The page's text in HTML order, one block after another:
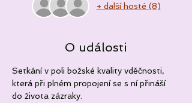
+ další hosté (8)
O události
Setkání v poli božské kvality vděčnosti,
která při plném propojení se s ní přináší
do života zázraky.